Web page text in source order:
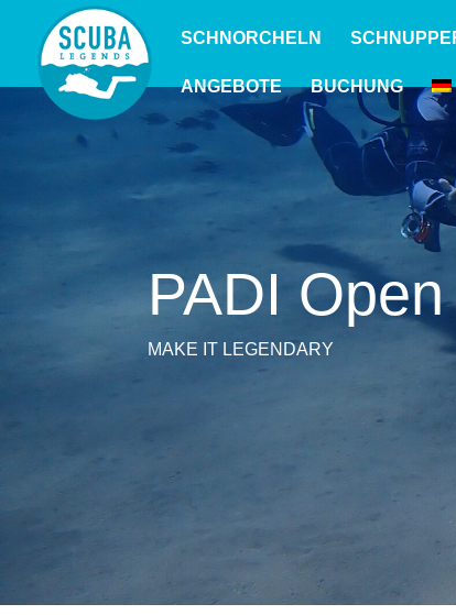
SCHNORCHELN
ANGEBOTE BUCHUNG
PADI
MAKE IT LEGENDARY